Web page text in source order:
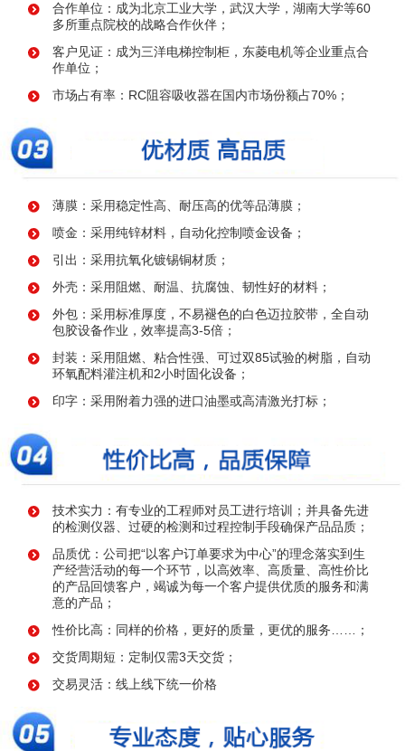
合作单位：成为北京工业大学，武汉大学，湖南大学等60
多所重点院校的战略合作伙伴；
客户见证：成为三洋电梯控制柜，东菱电机等企业重点合
作单位；
市场占有率：RC阻容吸收器在国内市场份额占70%；
薄膜：采用稳定性高、耐压高的优等品薄膜；
喷金：采用纯锌材料，自动化控制喷金设备；
引出：采用抗氧化镀锡铜材质；
外壳：采用阻燃、耐温、抗腐蚀、韧性好的材料；
外包：采用标准厚度，不易褪色的白色迈拉胶带，全自动
包胶设备作业，效率提高3-5倍；
封装：采用阻燃、粘合性强、可过双85试验的树脂，自动
环氧配料灌注机和2小时固化设备；
印字：采用附着力强的进口油墨或高清激光打标；
技术实力：有专业的工程师对员工进行培训；并具备先进
的检测仪器、过硬的检测和过程控制手段确保产品品质；
品质优：公司把“以客户订单要求为中心”的理念落实到生
产经营活动的每一个环节，以高效率、高质量、高性价比
的产品回馈客户，竭诚为每一个客户提供优质的服务和满
意的产品；
性价比高：同样的价格，更好的质量，更优的服务……；
交货周期短：定制仅需3天交货；
交易灵活：线上线下统一价格